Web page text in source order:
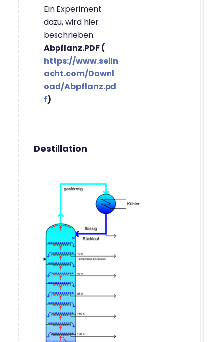
Ein Experiment
dazu, wird hier
beschrieben:
Abpflanz.PDF (
https://www.seiln
acht.com/Downl
oad/Abpflanz.pd
f)
Destillation